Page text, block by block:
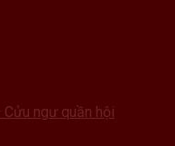
ngư quần hội